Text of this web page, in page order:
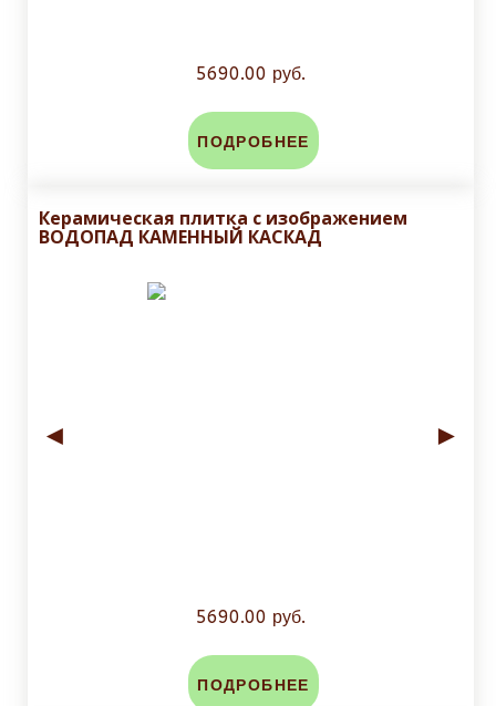
5690.00 руб.
ПОДРОБНЕЕ
Керамическая плитка с изображением
ВОДОПАД КАМЕННЫЙ КАСКАД
◄ ►
5690.00 руб.
ПОДРОБНЕЕ